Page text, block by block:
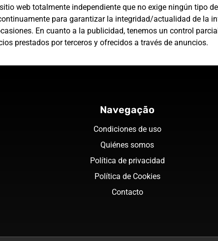
web totalmente independiente que no exige ningún tipo
para garantizar la integridad/actualidad de la
En cuanto a la publicidad, tenemos un control
prestados por terceros y ofrecidos a través de anuncios.
Navegação
Condiciones de uso
Quiénes somos
Política de privacidad
Política de Cookies
Contacto